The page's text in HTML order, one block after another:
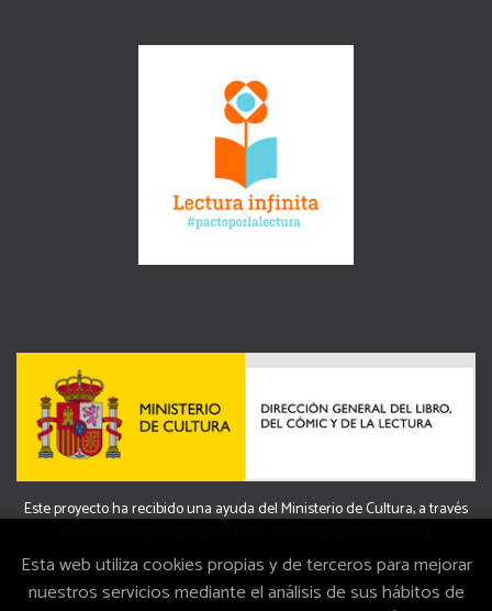
Este proyecto ha recibido una ayuda del Ministerio de Cultura, a través
Esta web utiliza cookies propias y de terceros para mejorar
nuestros servicios mediante el análisis de sus hábitos de